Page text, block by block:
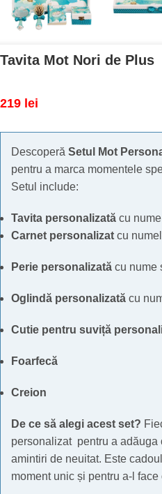
Tavita Mot Nori de Plus
219 lei
Descoperă Setul Mot
pentru a marca momentele
Setul include:
Tavita personalizată cu
Carnet personalizat cu
Perie personalizată cu nume
Oglindă personalizată cu
Cutie pentru suviță
Foarfecă
Creion
De ce să alegi acest set?
personalizat pentru a adăuga
amintiri de neuitat. Este
moment unic și pentru a-l